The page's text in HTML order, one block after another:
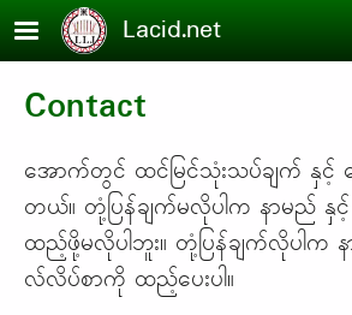
Skip to main content
Lacid.net
Contact
အောက်တွင် ထင်မြင်သုံးသပ်ချက် နှင့် မေ
တယ်။ တုံ့ပြန်ချက်မလိုပါက နာမည် နှ
ထည့်ဖို့မလိုပါဘူး။ တုံ့ပြန်ချက်လိုပါက န
လ်လိပ်စာကို ထည့်ပေးပါ။